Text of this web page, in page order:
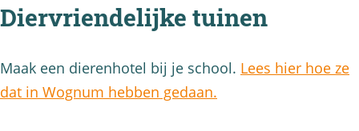
Diervriendelijke tuinen
Maak een dierenhotel bij je school. Lees hier hoe ze
dat in Wognum hebben gedaan.